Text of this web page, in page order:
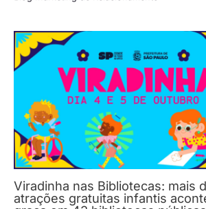
Viradinha nas Bibliotecas: mais
atrações gratuitas infantis